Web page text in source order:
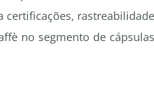
certificações, rastreabilidade
no segmento de cápsulas